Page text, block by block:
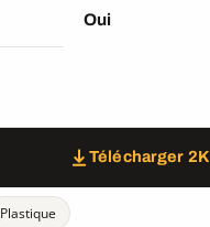
Oui
Télécharger 2K
Plastique